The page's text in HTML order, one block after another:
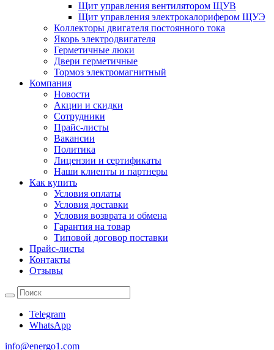
Щит управления вентилятором ЩУВ
Щит управления электрокалорифером ЩУЭ
Коллекторы двигателя постоянного тока
Якорь электродвигателя
Герметичные люки
Двери герметичные
Тормоз электромагнитный
Компания
Новости
Акции и скидки
Сотрудники
Прайс-листы
Вакансии
Политика
Лицензии и сертификаты
Наши клиенты и партнеры
Как купить
Условия оплаты
Условия доставки
Условия возврата и обмена
Гарантия на товар
Типовой договор поставки
Прайс-листы
Контакты
Отзывы
Telegram
WhatsApp
info@energo1.com